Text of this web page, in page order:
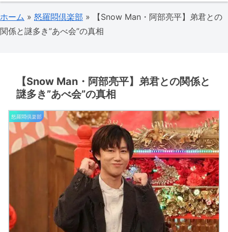
ホーム » 怒羅悶倶楽部 » 【Snow Man・阿部亮平】弟君との
関係と謎多き”あべ会”の真相
【Snow Man・阿部亮平】弟君との関係と
謎多き”あべ会”の真相
怒羅悶倶楽部